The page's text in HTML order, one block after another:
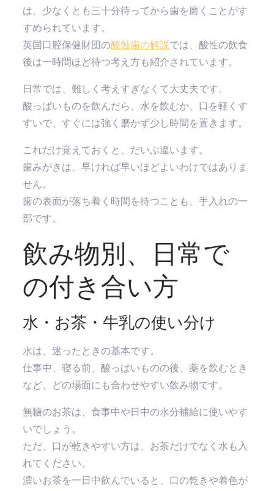
は、少なくとも三十分待ってから歯を磨くことがす
すめられています。
英国口腔保健財団の酸蝕歯の解説では、酸性の飲食
後は一時間ほど待つ考え方も紹介されています。
日常では、難しく考えすぎなくて大丈夫です。
酸っぱいものを飲んだら、水を飲むか、口を軽くす
すいで、すぐには強く磨かず少し時間を置きます。
これだけ覚えておくと、だいぶ違います。
歯みがきは、早ければ早いほどよいわけではありま
せん。
歯の表面が落ち着く時間を待つことも、手入れの一
部です。
飲み物別、日常で
の付き合い方
水・お茶・牛乳の使い分け
水は、迷ったときの基本です。
仕事中、寝る前、酸っぱいものの後、薬を飲むとき
など、どの場面にも合わせやすい飲み物です。
無糖のお茶は、食事中や日中の水分補給に使いやす
いでしょう。
ただ、口が乾きやすい方は、お茶だけでなく水も入
れてください。
濃いお茶を一日中飲んでいると、口の乾きや着色が